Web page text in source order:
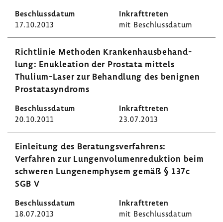
17.10.2013 mit Beschluss­datum
Richt­linie Methoden Kran­ken­haus­be­hand­
lung: Enuklea­tion der Prostata mittels
Thulium-​Laser zur Behand­lung des benignen
Prosta­ta­syn­droms
20.10.2011 23.07.2013
Einlei­tung des Bera­tungs­ver­fah­rens:
Verfahren zur Lungen­vo­lu­men­re­duk­tion beim
schweren Lungen­em­physem gemäß § 137c
SGB V
18.07.2013 mit Beschluss­datum